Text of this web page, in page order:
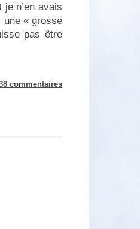
n’en avais
une « grosse
pas être
commentaires